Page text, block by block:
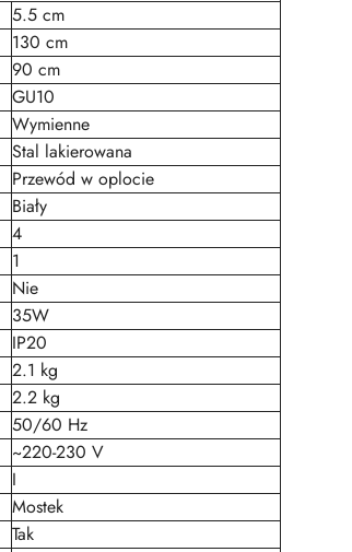
5.5 cm
130 cm
90 cm
GU10
Wymienne
Stal lakierowana
Przewód w oplocie
Biały
4
1
Nie
35W
IP20
2.1 kg
2.2 kg
50/60 Hz
~220-230 V
I
Mostek
Tak